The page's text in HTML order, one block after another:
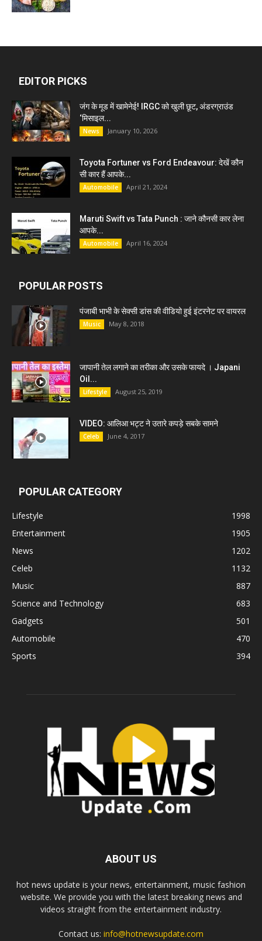
EDITOR PICKS
जंग के मूड में खामेनेई! IRGC को खुली छूट, अंडरग्राउंड
‘मिसाइल...
News January 10, 2026
Toyota Fortuner vs Ford Endeavour: देखें कौन
सी कार हैं आपके...
Automobile April 21, 2024
Maruti Swift vs Tata Punch : जाने कौनसी कार लेना
आपके...
Automobile April 16, 2024
POPULAR POSTS
पंजाबी भाभी के सेक्सी डांस की वीडियो हुई इंटरनेट पर वायरल
Music May 8, 2018
जापानी तेल लगाने का तरीका और उसके फायदे । Japani
Oil...
Lifestyle August 25, 2019
VIDEO: आलिआ भट्ट ने उतारे कपड़े सबके सामने
Celeb June 4, 2017
POPULAR CATEGORY
Lifestyle
1998
Entertainment
1905
News
1202
Celeb
1132
Music
887
Science and Technology
683
Gadgets
501
Automobile
470
Sports
394
ABOUT US
hot news update is your news, entertainment, music fashion
website. We provide you with the latest breaking news and
videos straight from the entertainment industry.
Contact us: info@hotnewsupdate.com